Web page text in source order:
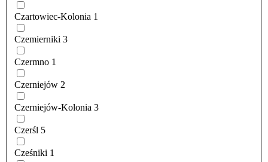
Czartowiec-Kolonia 1
Czemierniki 3
Czermno 1
Czerniejów 2
Czerniejów-Kolonia 3
Czerśl 5
Cześniki 1